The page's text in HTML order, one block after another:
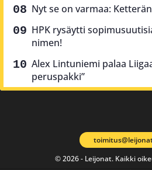
Nyt se on varmaa:
HPK rysäytti
nimen!
Alex Lintuniemi palaa
peruspakki”
© 2026 - Leijonat. Kaikki